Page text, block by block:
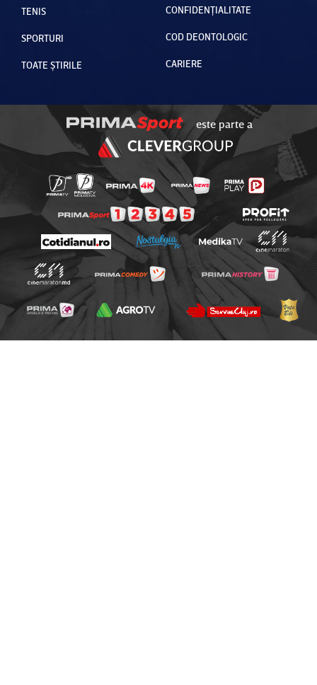
TENIS
SPORTURI
TOATE ȘTIRILE
CONFIDENȚIALITATE
COD DEONTOLOGIC
CARIERE
este parte a